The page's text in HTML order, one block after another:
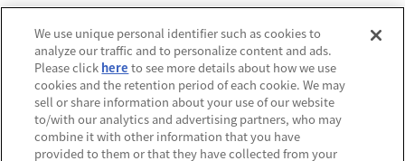
お問い合わせ 個人情報保護方針
利用規約
Do Not Sell or Share My Personal
Information
アレルギー情報
We use unique personal identifier such as cookies to
analyze our traffic and to personalize content and ads.
Please click here to see more details about how we use
cookies and the retention period of each cookie. We may
sell or share information about your use of our website
to/with our analytics and advertising partners, who may
combine it with other information that you have
provided to them or that they have collected from your